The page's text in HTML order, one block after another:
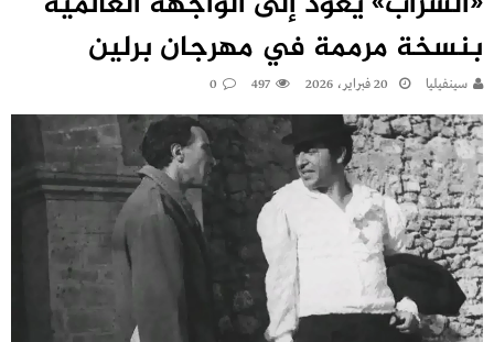
بنسخة مرممة في مهرجان برلين
سينفيليا 20 فبراير، 2026 497
0